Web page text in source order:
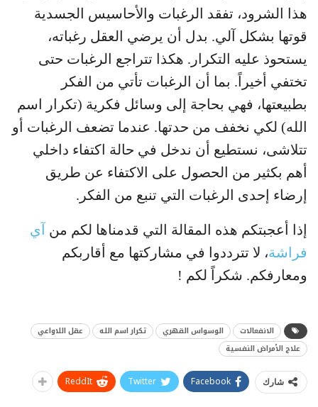
هذا الشرود، تفقد الرغبات والأحاسيس الجسدية
قوتها بشكل آلي. بدل أن يرضي العقل رغباته،
يستحوذ عليه التكرار. هكذا تتراجع الرغبات حتى
تختفي أخيراً. بما أن الرغبات تأتي من الفكر
بطبيعتها، فهي بحاجة إلى وسائل فكرية (تكرار اسم
الله) لكي نخفف من حدتها. عندما تضعف الرغبات أو
تتلاشى، نستطيع أن ندخل في حالة اكتفاء داخلي
أهم بكثير من الحصول على الاكتفاء عن طريق
إرضاء إحدى الرغبات التي تنبع من الفكر.
إذا أعجبتكم هذه المقالة التي قدمناها لكم من آي
فراشة، لا تترددوا في مشاركتها مع أقاربكم
ومعارفكم. شكراً لكم !
الانفعالات الوسواس القهري تكرار اسم الله
عقل اللاواعي
علاج الأمراض النفسية
شارك Facebook
Twitter
ReddIt